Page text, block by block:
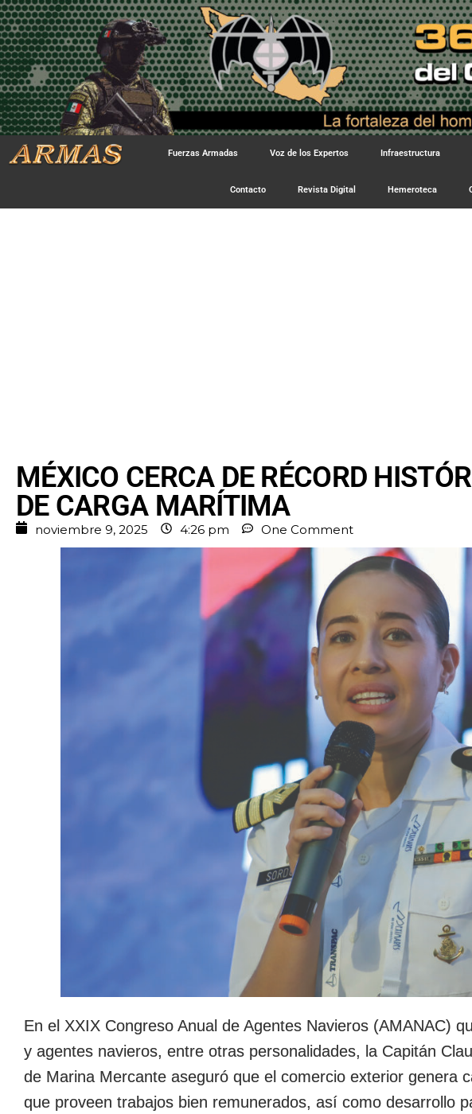
Fuerzas Armadas Voz de los Expertos Infraestructura
Contacto Revista Digital Hemeroteca
MÉXICO CERCA DE RÉCORD
DE CARGA MARÍTIMA
noviembre 9, 2025 4:26 pm One Comment
En el XXIX Congreso Anual de Agentes Navieros (AMANAC)
y agentes navieros, entre otras personalidades, la Capitán
de Marina Mercante aseguró que el comercio exterior genera
que proveen trabajos bien remunerados, así como desarrollo